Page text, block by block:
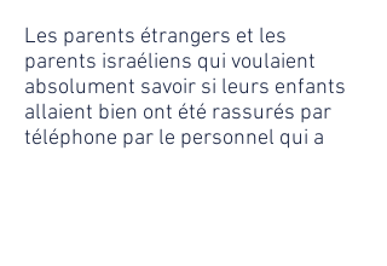
Les parents étrangers et les
parents israéliens qui voulaient
absolument savoir si leurs enfants
allaient bien ont été rassurés par
téléphone par le personnel qui a